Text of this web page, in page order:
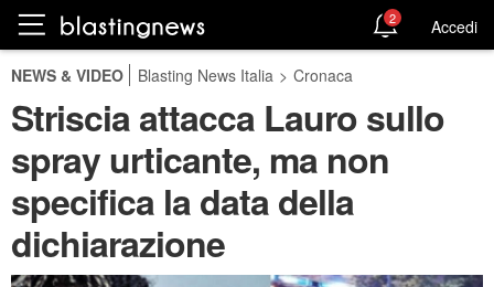
2 Accedi
NEWS & VIDEO Blasting News Italia > Cronaca
Striscia attacca Lauro sullo
spray urticante, ma non
specifica la data della
dichiarazione